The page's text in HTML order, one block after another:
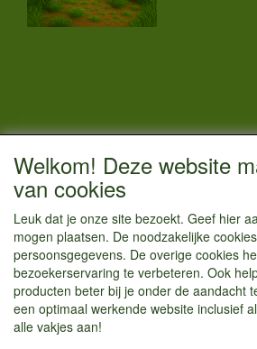
CONTACTGEGEVENS
Vestigingsadres:
Hoofdweg 36
1433 JW Kudelstaart
info@kamperenenzo.nl
Tel : 06 125 82 112
Handelend onder
Welkom! Deze website
van cookies
Leuk dat je onze site bezoekt. Geef hier
mogen plaatsen. De noodzakelijke
persoonsgegevens. De overige cookies
bezoekerservaring te verbeteren. Ook
producten beter bij je onder de aandacht
een optimaal werkende website inclusief
alle vakjes aan!